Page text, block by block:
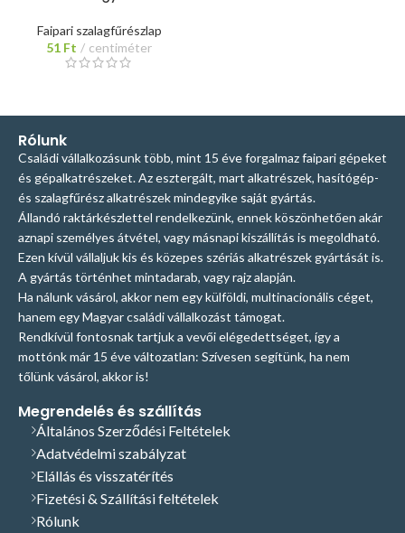
Faipari szalagfűrészlap
51 Ft centiméter
Rólunk
Családi vállalkozásunk több, mint 15 éve forgalmaz faipari gépeket
és gépalkatrészeket. Az esztergált, mart alkatrészek, hasítógép-
és szalagfűrész alkatrészek mindegyike saját gyártás.
Állandó raktárkészlettel rendelkezünk, ennek köszönhetően akár
aznapi személyes átvétel, vagy másnapi kiszállítás is megoldható.
Ezen kívül vállaljuk kis és közepes szériás alkatrészek gyártását is.
A gyártás történhet mintadarab, vagy rajz alapján.
Ha nálunk vásárol, akkor nem egy külföldi, multinacionális céget,
hanem egy Magyar családi vállalkozást támogat.
Rendkívül fontosnak tartjuk a vevői elégedettséget, így a
mottónk már 15 éve változatlan: Szívesen segítünk, ha nem
tőlünk vásárol, akkor is!
Megrendelés és szállítás
Általános Szerződési Feltételek
Adatvédelmi szabályzat
Elállás és visszatérítés
Fizetési & Szállítási feltételek
Rólunk